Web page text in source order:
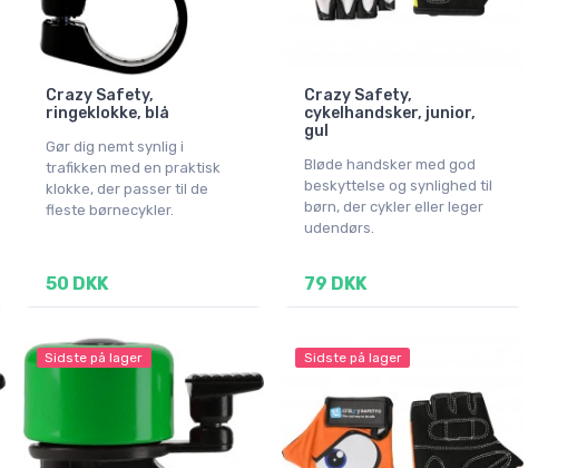
Crazy Safety,
ringeklokke, blå
Gør dig nemt synlig i
trafikken med en praktisk
klokke, der passer til de
fleste børnecykler.
50 DKK
Crazy Safety,
cykelhandsker, junior,
gul
Bløde handsker med god
beskyttelse og synlighed til
børn, der cykler eller leger
udendørs.
79 DKK
Sidste på lager Sidste på lager